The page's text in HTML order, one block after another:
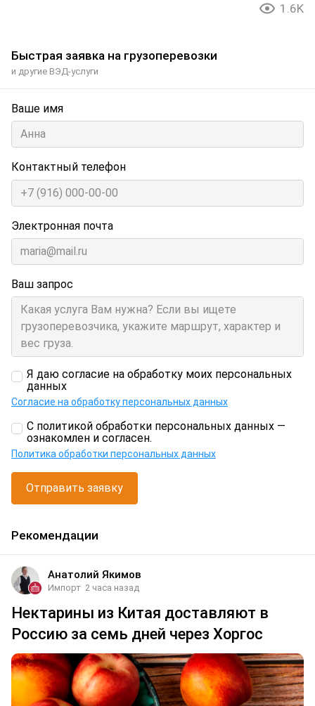
1.6K
Быстрая заявка на грузоперевозки
и другие ВЭД-услуги
Ваше имя
Контактный телефон
Электронная почта
Ваш запрос
Я даю согласие на обработку моих персональных
данных
Согласие на обработку персональных данных
С политикой обработки персональных данных —
ознакомлен и согласен.
Политика обработки персональных данных
Отправить заявку
Рекомендации
Анатолий Якимов
Импорт 2 часа назад
Нектарины из Китая доставляют в
Россию за семь дней через Хоргос